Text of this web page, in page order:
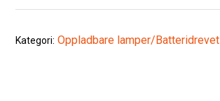
Kategori: Oppladbare lamper/